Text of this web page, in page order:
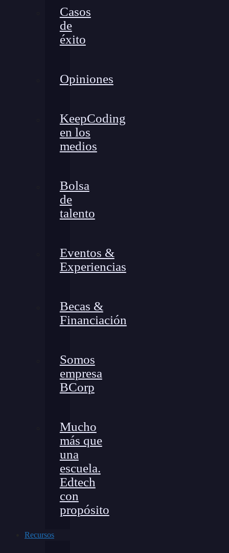
Casos
de
éxito
Opiniones
KeepCoding
en los
medios
Bolsa
de
talento
Eventos &
Experiencias
Becas &
Financiación
Somos
empresa
BCorp
Mucho
más que
una
escuela.
Edtech
con
propósito
Recursos